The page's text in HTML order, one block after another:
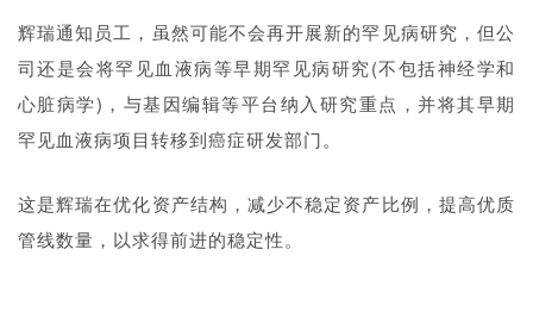
辉瑞通知员工，虽然可能不会再开展新的罕见病研究，但公
司还是会将罕见血液病等早期罕见病研究(不包括神经学和
心脏病学)，与基因编辑等平台纳入研究重点，并将其早期
罕见血液病项目转移到癌症研发部门。
这是辉瑞在优化资产结构，减少不稳定资产比例，提高优质
管线数量，以求得前进的稳定性。